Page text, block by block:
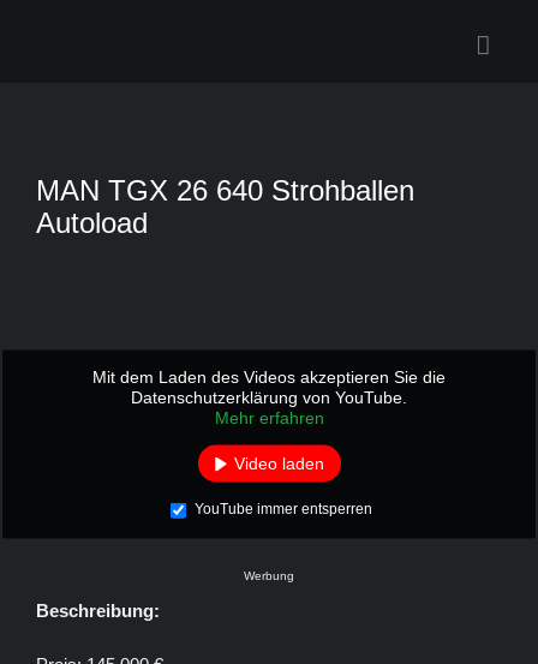
MAN TGX 26 640 Strohballen
Autoload
Mit dem Laden des Videos akzeptieren Sie die
Datenschutzerklärung von YouTube.
Mehr erfahren
Video laden
YouTube immer entsperren
Werbung
Beschreibung: